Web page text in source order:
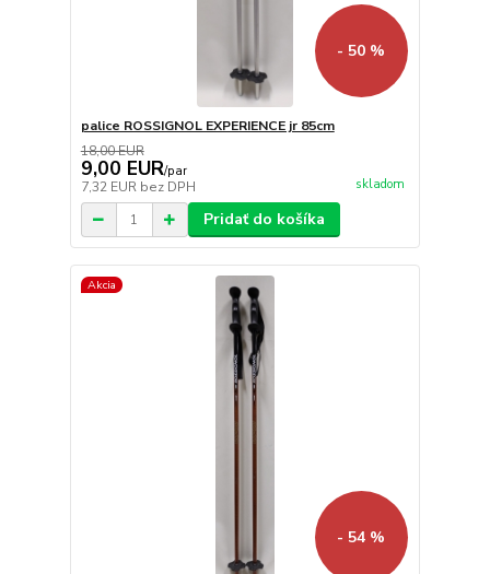
- 50 %
palice ROSSIGNOL EXPERIENCE jr 85cm
18,00 EUR
9,00 EUR/par
7,32 EUR bez DPH skladom
Pridať do košíka
Akcia
- 54 %